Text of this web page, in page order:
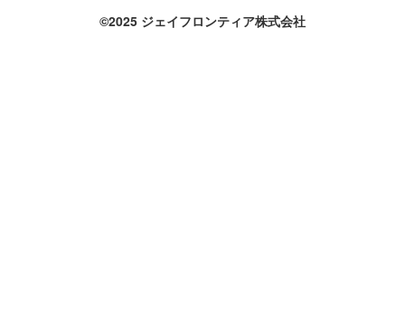
©2025 ジェイフロンティア株式会社